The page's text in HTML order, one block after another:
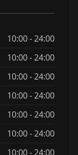
10:00 - 24:00
10:00 - 24:00
10:00 - 24:00
10:00 - 24:00
10:00 - 24:00
10:00 - 24:00
10:00 - 24:00